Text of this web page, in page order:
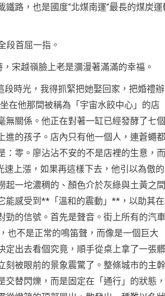
路，也是國度“北煤南運”最長的煤炭運
段首屈一指。
宋越嶺臉上老是瀰漫著滿滿的幸福。
時光，我得抓緊把她娶回家，把婚禮辦
在他那間被稱為「宇宙水餃中心」的店
關係。他正在對著一缸已經發酵了七
的孩子。店內只有他一個人，連蒼蠅
：零。廖沾沾不安的不是店裡的生意，
上漲，如果再這樣下去，他引以為傲的
起一坨濃稠的、顏色介於灰綠與土黃之
能感受到**「溫和的震動」**，以助其
的信號。首先是聲音。街上所有的汽
不是正常的鳴笛聲，而像是一個巨大
定出去看個究竟，順手從桌上拿了一張
刻被眼前的景象震驚了。整條城市的主
交替閃爍，而是固定在「通行」的狀態